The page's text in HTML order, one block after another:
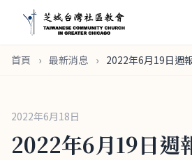
首頁 › 最新消息 › 2022年6月19日週
2022年6月18日
2022年6月19日週